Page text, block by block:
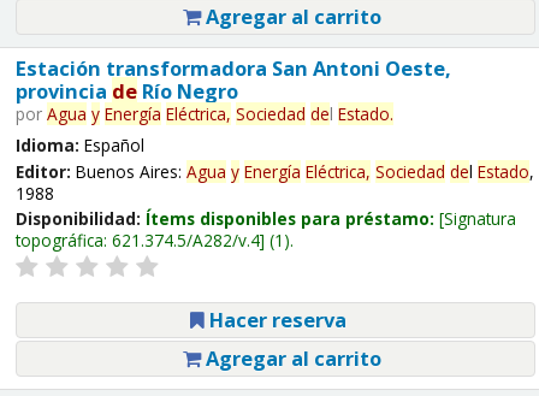
Agregar al carrito
Estación transformadora San Antoni Oeste,
provincia deRío Negro
por Agua y Energía Eléctrica, Sociedad del Estado.
Idioma: Español
Editor: Buenos Aires: Agua y Energía Eléctrica, Sociedad del Estado,
1988
Disponibilidad: Ítems disponibles para préstamo: Signatura
topográfica: 621.374.5/A282/v.4 (1).
Hacer reserva
Agregar al carrito